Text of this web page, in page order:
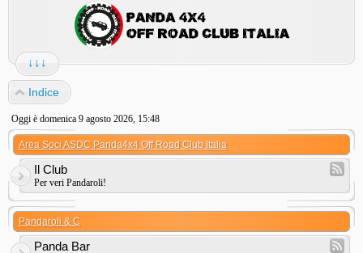
↓↓↓
Indice
Oggi è domenica 9 agosto 2026, 15:48
Area Soci ASDC Panda4x4 Off Road Club Italia
Il Club
Per veri Pandaroli!
Pandaroli & C
Panda Bar